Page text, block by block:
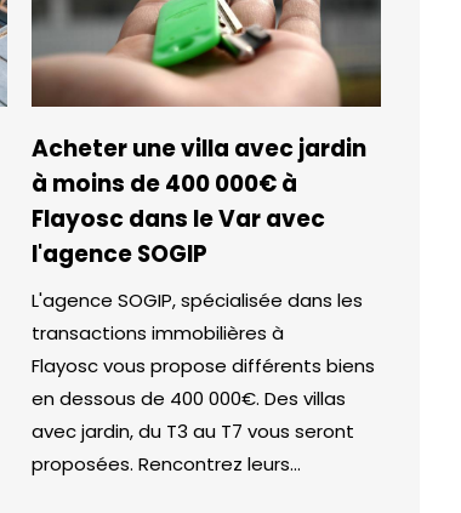
Acheter une villa avec jardin
à moins de 400 000€ à
Flayosc dans le Var avec
l'agence SOGIP
L'agence SOGIP, spécialisée dans les
transactions immobilières à
Flayosc vous propose différents biens
en dessous de 400 000€. Des villas
avec jardin, du T3 au T7 vous seront
proposées. Rencontrez leurs...